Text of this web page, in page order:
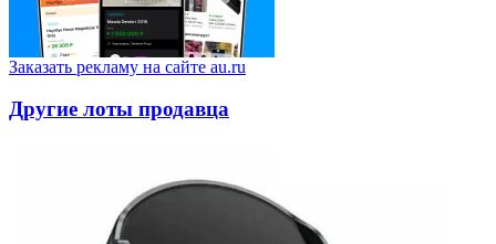
Заказать рекламу на сайте au.ru
Другие лоты продавца